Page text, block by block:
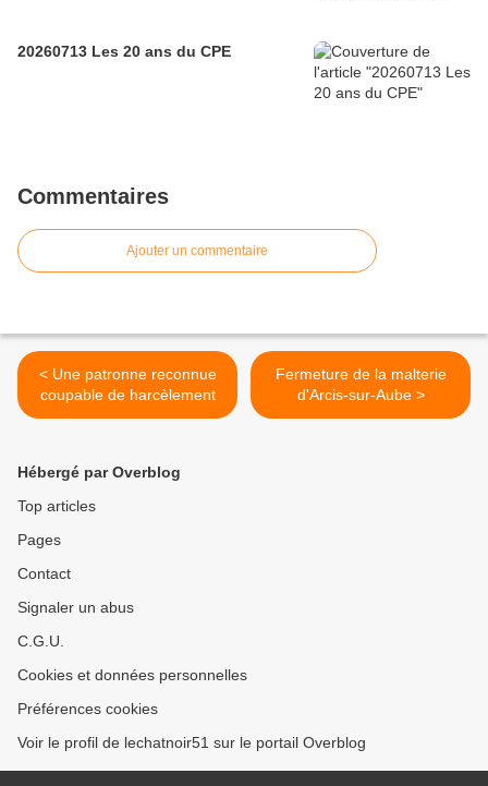
20260713 Les 20 ans du CPE
Commentaires
Ajouter un commentaire
< Une patronne reconnue
coupable de harcèlement
Fermeture de la malterie
d'Arcis-sur-Aube >
Hébergé par Overblog
Top articles
Pages
Contact
Signaler un abus
C.G.U.
Cookies et données personnelles
Préférences cookies
Voir le profil de lechatnoir51 sur le portail Overblog